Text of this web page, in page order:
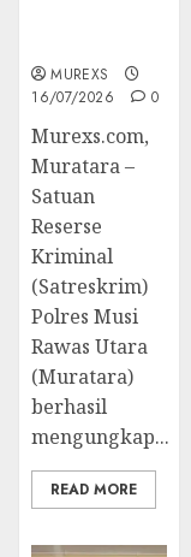
MUREXS
16/07/2026
0
Murexs.com,
Muratara –
Satuan
Reserse
Kriminal
(Satreskrim)
Polres Musi
Rawas Utara
(Muratara)
berhasil
mengungkap...
READ MORE